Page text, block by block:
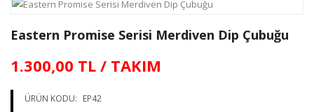
Eastern Promise Serisi Merdiven Dip Çubuğu
1.300,00 TL / TAKIM
ÜRÜN KODU: EP42